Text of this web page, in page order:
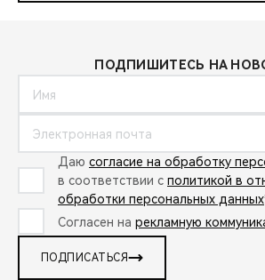
ПОДПИШИТЕСЬ НА
Даю согласие на обработку
в соответствии с политикой в
обработки персональных данных
Согласен на рекламную
ПОДПИСАТЬСЯ